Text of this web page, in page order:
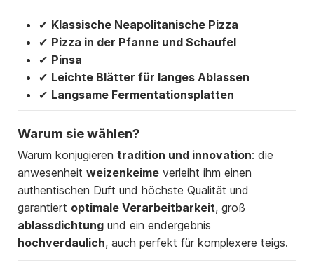
✔ Klassische Neapolitanische Pizza
✔ Pizza in der Pfanne und Schaufel
✔ Pinsa
✔ Leichte Blätter für langes Ablassen
✔ Langsame Fermentationsplatten
Warum sie wählen?
Warum konjugieren tradition und innovation: die
anwesenheit weizenkeime verleiht ihm einen
authentischen Duft und höchste Qualität und
garantiert optimale Verarbeitbarkeit, groß
ablassdichtung und ein endergebnis
hochverdaulich, auch perfekt für komplexere teigs.